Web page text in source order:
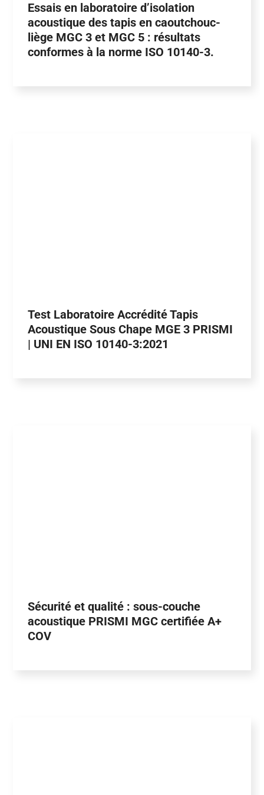
Essais en laboratoire d’isolation
acoustique des tapis en caoutchouc-
liège MGC 3 et MGC 5 : résultats
conformes à la norme ISO 10140-3.
Test Laboratoire Accrédité Tapis
Acoustique Sous Chape MGE 3 PRISMI
| UNI EN ISO 10140-3:2021
Sécurité et qualité : sous-couche
acoustique PRISMI MGC certifiée A+
COV